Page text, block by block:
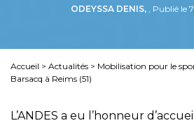
ODEYSSA DENIS, , Publié le
Accueil > Actualités > Mobilisation pour le
Barsacq à Reims (51)
L’ANDES a eu l’honneur